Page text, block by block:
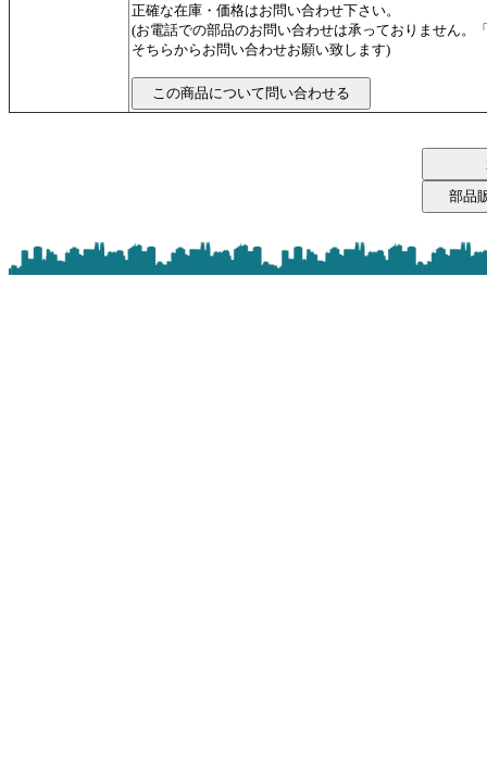
正確な在庫・価格はお問い合わせ下さい。
(お電話での部品のお問い合わせは承っておりません。
そちらからお問い合わせお願い致します)